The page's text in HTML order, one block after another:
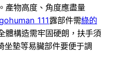
產物高度、角度應盡量
111露部件需綠的
體構造需牢固硬朗，扶手須
坐墊等易臟部件要便于調